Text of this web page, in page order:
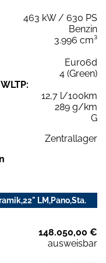
463 kW / 630 PS
Benzin
3.996 cm³
Euro6d
4 (Green)
12,7 l/100km
289 g/km
G
Zentrallager
LM,Pano,Sta.
148.050,00 €
ausweisbar